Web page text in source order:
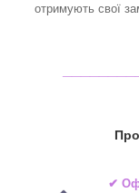
отримують свої
✔